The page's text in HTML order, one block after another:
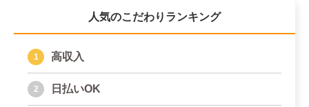
人気のこだわりランキング
高収入
日払いOK